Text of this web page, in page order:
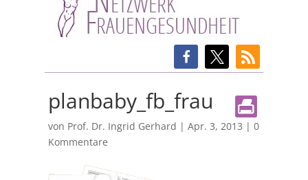
planbaby_fb_frau
von Prof. Dr. Ingrid Gerhard | Apr. 3, 2013 | 0
Kommentare